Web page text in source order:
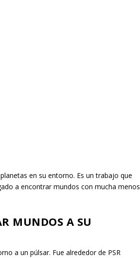
en su entorno. Es un trabajo que
a encontrar mundos con mucha menos
MUNDOS A SU
a un púlsar. Fue alrededor de PSR